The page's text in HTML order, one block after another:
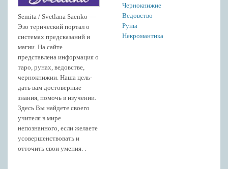
Semita / Svetlana Saenko —
Эзо терический портал о
системах предсказаний и
магии. На сайте
представлена информация о
таро, рунах, ведовстве,
чернокнижии. Наша цель-
дать вам достоверные
знания, помочь в изучении.
Здесь Вы найдете своего
учителя в мире
непознанного, если желаете
усовершенствовать и
отточить свои умения. .
Чернокнижие
Ведовство
Руны
Некромантика